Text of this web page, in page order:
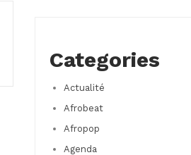
Categories
Actualité
Afrobeat
Afropop
Agenda